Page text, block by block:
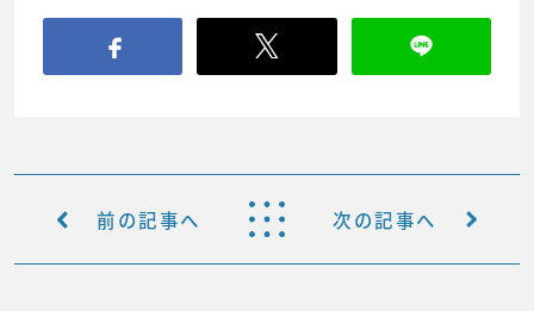
前の記事へ 次の記事へ